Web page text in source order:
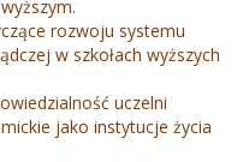
rozwoju systemu
w szkołach wyższych
uczelni
jako instytucje życia